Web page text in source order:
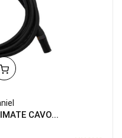
CAVO...